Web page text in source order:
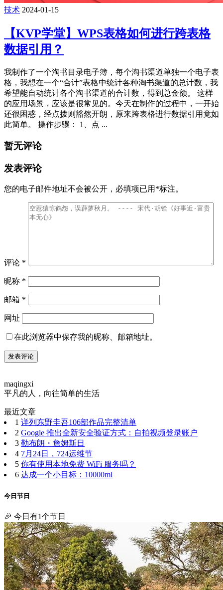
技术 2024-01-15
【KVP学堂】WPS表格如何进行跨表格
数据引用？
我制作了一个淘书目录电子簿，每个淘书渠道单独一个电子表
格，我想在一个“合计”表格中统计各种淘书渠道的总计数，我
希望能自动统计各个淘书渠道的合计数，得到总金额。 这样
的应用场景，应该是很常见的。今天在制作的过程中，一开始
还很困惑，经点拨则豁然开朗，原来跨表格进行数据引用竟如
此简单。 操作步骤： 1、点 ...
暂无评论
发表评论
您的电子邮件地址不会被公开， 必填项已用 *标注。
评论 *
昵称 *
邮箱 *
网址
在此浏览器中保存我的昵称、邮箱地址。
maqingxi
平凡的人，向往简单的生活
最近文章
1 详列东野圭吾106部作品完整清单
2 Google 推出全新安全验证方式：自拍视频登录账户
3 勒布朗・詹姆斯日
4 7月24日，724运维节
5 你有使用本地免费 WiFi 服务吗？
6 达成一个小目标：10000ml
今日节日
🎉 今日有1个节日